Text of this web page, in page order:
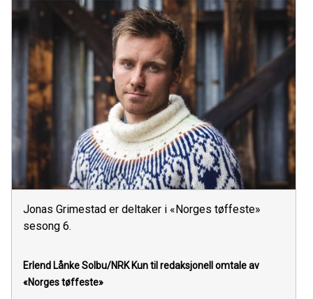
Jonas Grimestad er deltaker i «Norges tøffeste»
sesong 6.
Erlend Lånke Solbu/NRKKun til redaksjonell omtale av
«Norges tøffeste»